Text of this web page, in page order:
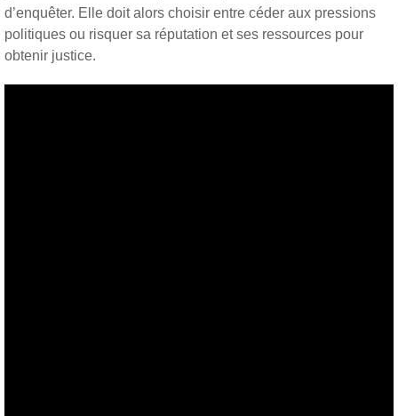
d’enquêter. Elle doit alors choisir entre céder aux pressions
politiques ou risquer sa réputation et ses ressources pour
obtenir justice.